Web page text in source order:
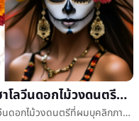
ยุโรปใหม่วันฮาโลวีนดอกไม้วงดนตรีที่ผมบุคลิกภาพแมงมุมดอกไม้ประดิษฐ์cosplayแต่งหน้างานเลี้ยงผ้าโพกศีรษะขายส่ง
ยุโรปใหม่วันฮาโลวีนดอกไม้วงดนตรีที่ผมบุคลิกภาพแมงมุมดอกไม้ประดิษฐ์cosplayแต่งหน้างานเลี้ยงผ้าโพกศีรษะขายส่ง